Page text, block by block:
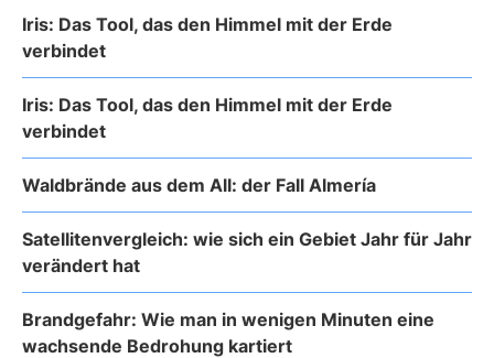
Iris: Das Tool, das den Himmel mit der Erde
verbindet
Iris: Das Tool, das den Himmel mit der Erde
verbindet
Waldbrände aus dem All: der Fall Almería
Satellitenvergleich: wie sich ein Gebiet Jahr für Jahr
verändert hat
Brandgefahr: Wie man in wenigen Minuten eine
wachsende Bedrohung kartiert